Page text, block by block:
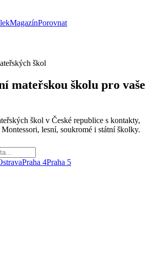
MagazínPorovnat
škol
mateřskou školu pro vaše
škol v České republice s kontakty,
lesní, soukromé i státní školky.
Praha 4Praha 5